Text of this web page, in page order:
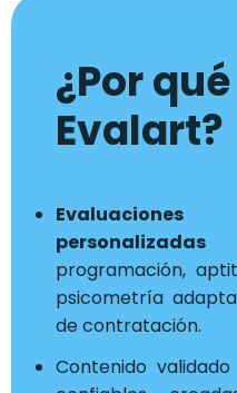
¿Por
Evalart?
personalizadas
programación,
psicometría
de contratación.
Contenido